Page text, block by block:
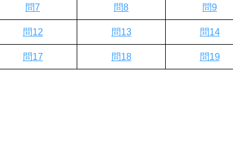
問7 問8 問9
問12 問13 問14
問17 問18 問19